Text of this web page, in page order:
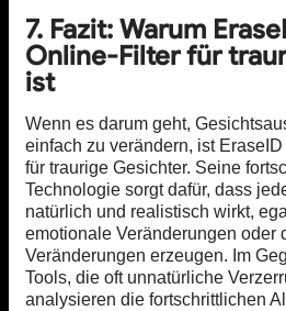
7. Fazit: Warum
Online-Filter für
ist
Wenn es darum geht,
einfach zu verändern, ist
für traurige Gesichter. Seine
Technologie sorgt dafür, dass
natürlich und realistisch wirkt,
emotionale Veränderungen oder
Veränderungen erzeugen. Im
Tools, die oft unnatürliche
analysieren die fortschrittlichen